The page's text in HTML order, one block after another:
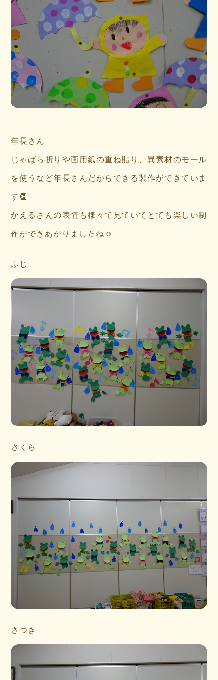
年長さん
じゃばら折りや画用紙の重ね貼り、異素材のモール
を使うなど年長さんだからできる製作ができていま
す👏
かえるさんの表情も様々で見ていてとても楽しい制
作ができあがりましたね☺
ふじ
さくら
さつき